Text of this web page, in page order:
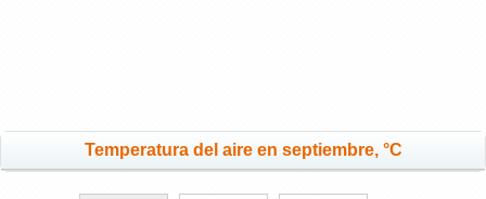
Temperatura del aire en septiembre, °C